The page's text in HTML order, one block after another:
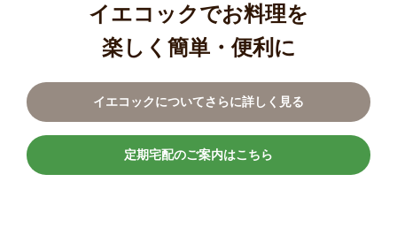
イエコックでお料理を
楽しく簡単・便利に
イエコックについてさらに詳しく見る
定期宅配のご案内はこちら